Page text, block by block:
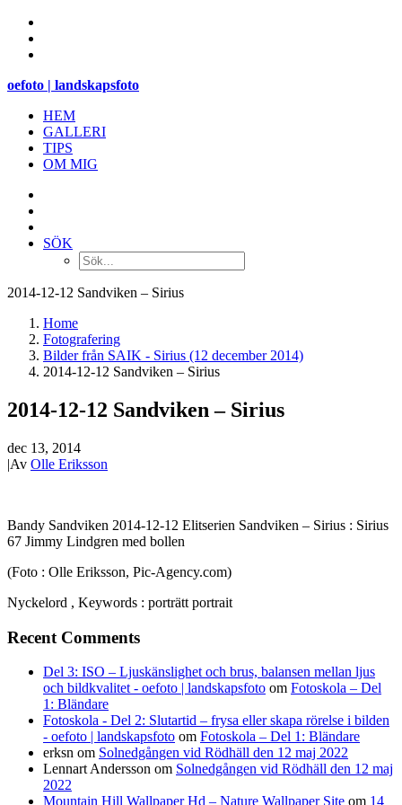
oefoto | landskapsfoto
HEM
GALLERI
TIPS
OM MIG
SÖK
2014-12-12 Sandviken – Sirius
Home
Fotografering
Bilder från SAIK - Sirius (12 december 2014)
2014-12-12 Sandviken – Sirius
2014-12-12 Sandviken – Sirius
dec 13, 2014
|Av Olle Eriksson
Bandy Sandviken 2014-12-12 Elitserien Sandviken – Sirius : Sirius
67 Jimmy Lindgren med bollen
(Foto : Olle Eriksson, Pic-Agency.com)
Nyckelord , Keywords : porträtt portrait
Recent Comments
Del 3: ISO – Ljuskänslighet och brus, balansen mellan ljus
och bildkvalitet - oefoto | landskapsfoto om Fotoskola – Del
1: Bländare
Fotoskola - Del 2: Slutartid – frysa eller skapa rörelse i bilden
- oefoto | landskapsfoto om Fotoskola – Del 1: Bländare
erksn om Solnedgången vid Rödhäll den 12 maj 2022
Lennart Andersson om Solnedgången vid Rödhäll den 12 maj
2022
Mountain Hill Wallpaper Hd – Nature Wallpaper Site om 14